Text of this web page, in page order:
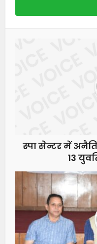
स्पा सेन्टर में
13